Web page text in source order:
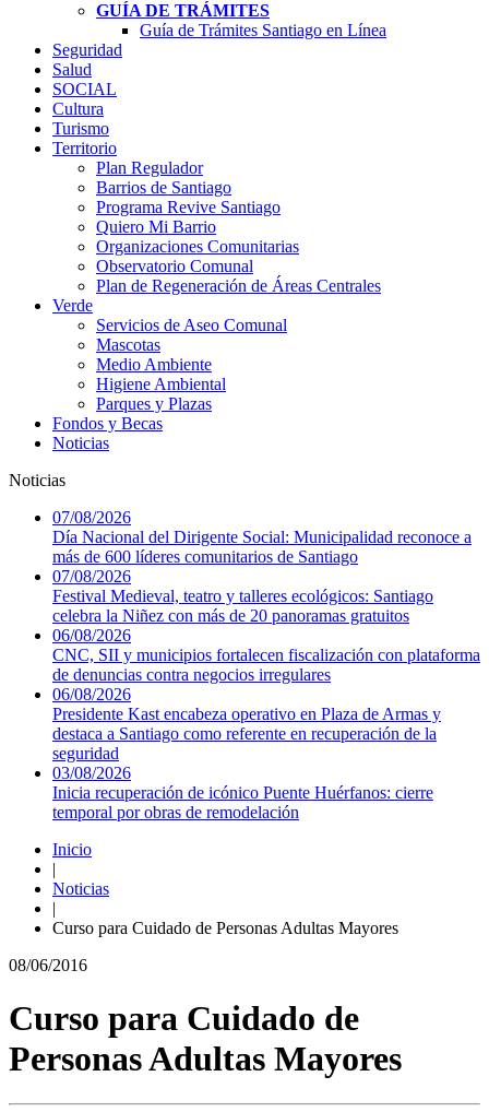
GUÍA DE TRÁMITES
Guía de Trámites Santiago en Línea
Seguridad
Salud
SOCIAL
Cultura
Turismo
Territorio
Plan Regulador
Barrios de Santiago
Programa Revive Santiago
Quiero Mi Barrio
Organizaciones Comunitarias
Observatorio Comunal
Plan de Regeneración de Áreas Centrales
Verde
Servicios de Aseo Comunal
Mascotas
Medio Ambiente
Higiene Ambiental
Parques y Plazas
Fondos y Becas
Noticias
Noticias
07/08/2026
Día Nacional del Dirigente Social: Municipalidad reconoce a
más de 600 líderes comunitarios de Santiago
07/08/2026
Festival Medieval, teatro y talleres ecológicos: Santiago
celebra la Niñez con más de 20 panoramas gratuitos
06/08/2026
CNC, SII y municipios fortalecen fiscalización con plataforma
de denuncias contra negocios irregulares
06/08/2026
Presidente Kast encabeza operativo en Plaza de Armas y
destaca a Santiago como referente en recuperación de la
seguridad
03/08/2026
Inicia recuperación de icónico Puente Huérfanos: cierre
temporal por obras de remodelación
Inicio
|
Noticias
|
Curso para Cuidado de Personas Adultas Mayores
08/06/2016
Curso para Cuidado de
Personas Adultas Mayores